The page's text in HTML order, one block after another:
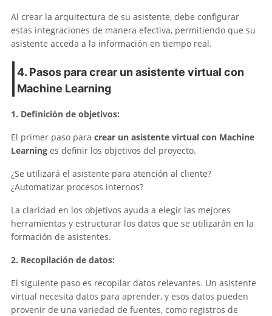
Al crear la arquitectura de su asistente, debe configurar
estas integraciones de manera efectiva, permitiendo que su
asistente acceda a la información en tiempo real.
4. Pasos para crear un asistente virtual con
Machine Learning
1. Definición de objetivos:
El primer paso para crear un asistente virtual con Machine
Learning es definir los objetivos del proyecto.
¿Se utilizará el asistente para atención al cliente?
¿Automatizar procesos internos?
La claridad en los objetivos ayuda a elegir las mejores
herramientas y estructurar los datos que se utilizarán en la
formación de asistentes.
2. Recopilación de datos:
El siguiente paso es recopilar datos relevantes. Un asistente
virtual necesita datos para aprender, y esos datos pueden
provenir de una variedad de fuentes, como registros de